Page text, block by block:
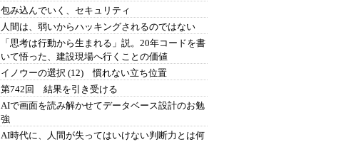
包み込んでいく、セキュリティ
人間は、弱いからハッキングされるのではない
「思考は行動から生まれる」説。20年コードを書
いて悟った、建設現場へ行くことの価値
イノウーの選択 (12) 慣れない立ち位置
第742回 結果を引き受ける
AIで画面を読み解かせてデータベース設計のお勉
強
AI時代に、人間が失ってはいけない判断力とは何